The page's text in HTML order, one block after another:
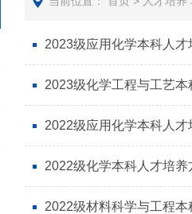
2023级应用化学本科人才
2023级化学工程与工艺本
2022级应用化学本科人才
2022级化学本科人才培养
2022级材料科学与工程本